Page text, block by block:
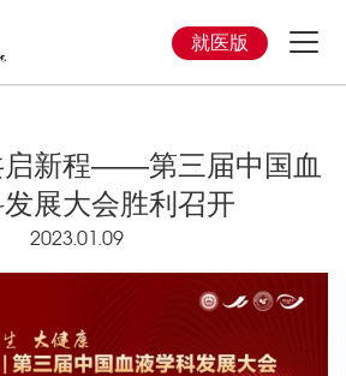
就医版
启新程——第三届中国血
展大会胜利召开
2023.01.09